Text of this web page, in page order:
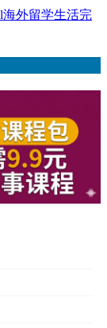
海外留学生活完